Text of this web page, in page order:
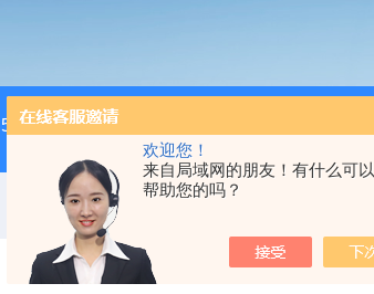
欢迎您！
来自局域网的朋友！有什么可以
帮助您的吗？
500次MTS细胞增殖与细胞毒性检测试剂盒
当前位置： 首页